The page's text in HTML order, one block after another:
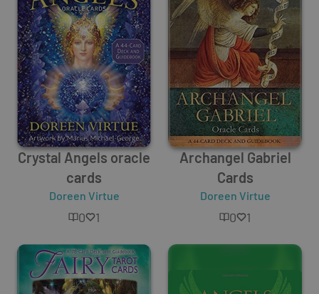
Crystal Angels oracle
cards
Doreen Virtue
0 1
Archangel Gabriel
Cards
Doreen Virtue
0 1